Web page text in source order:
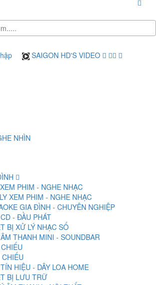
SAIGON HD'S VIDEO
NHÌN
PHIM - NGHE NHẠC
XEM PHIM - NGHE NHẠC
GIA ĐÌNH - CHUYÊN NGHIỆP
- ĐẦU PHÁT
BỊ XỬ LÝ NHẠC SỐ
THANH MINI - SOUNDBAR
CHIẾU
HIỆU - DÂY LOA HOME
BỊ LƯU TRỮ